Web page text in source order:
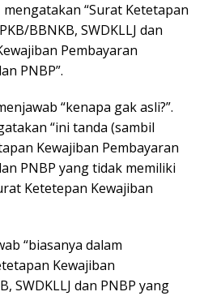
“Surat Ketetapan
BBNKB, SWDKLLJ dan
Pembayaran
PNBP”.
“kenapa gak asli?”.
“ini tanda (sambil
Kewajiban Pembayaran
PNBP yang tidak memiliki
Ketetepan Kewajiban
“biasanya dalam
Kewajiban
SWDKLLJ dan PNBP yang